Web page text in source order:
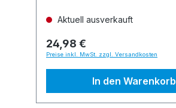
Aktuell ausverkauft
24,98 €
Preise inkl. MwSt. zzgl. Versandkosten
In den Warenkorb